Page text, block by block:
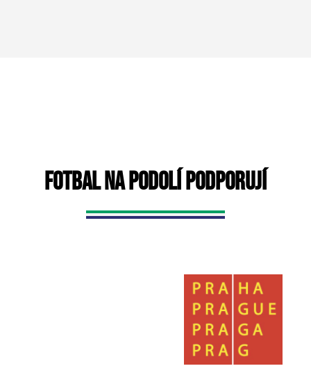
FOTBAL NA PODOLÍ PODPORUJÍ